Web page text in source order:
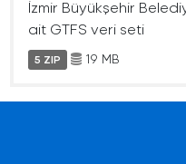
İzmir Büyükşehir
ait GTFS veri seti
5 ZIP 19 MB